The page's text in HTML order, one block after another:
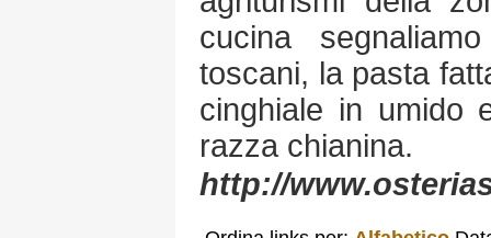
cucina
toscani, la pasta
cinghiale in umido
razza chianina.
http://